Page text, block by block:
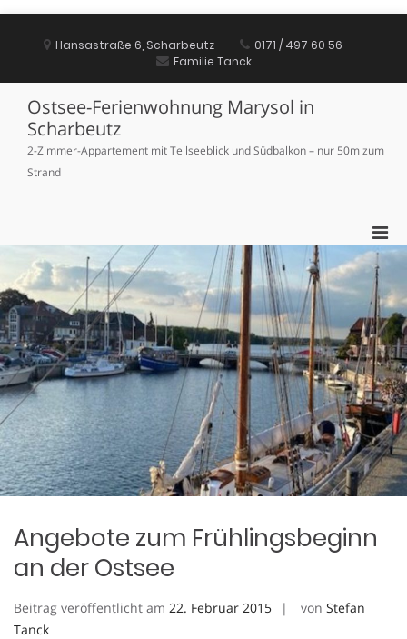
springen Hansastraße 6, Scharbeutz
0171 / 497 60 56
Familie Tanck
Ostsee-Ferienwohnung Marysol in
Scharbeutz
2-Zimmer-Appartement mit Teilseeblick und Südbalkon – nur 50m zum
Strand
für
Angebote zum Frühlingsbeginn
an der Ostsee
Beitrag veröffentlicht am 22. Februar 2015 von Stefan
Tanck